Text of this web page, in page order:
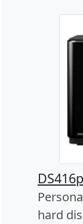
hard